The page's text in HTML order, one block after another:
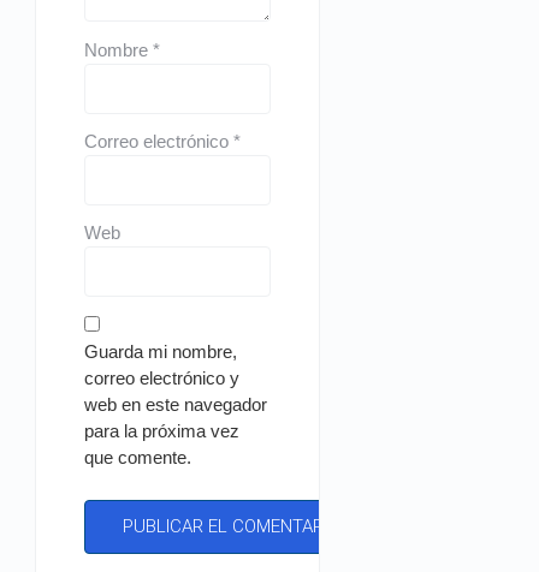
Nombre*
Correo electrónico*
Web
Guarda mi nombre,
correo electrónico y
web en este navegador
para la próxima vez
que comente.